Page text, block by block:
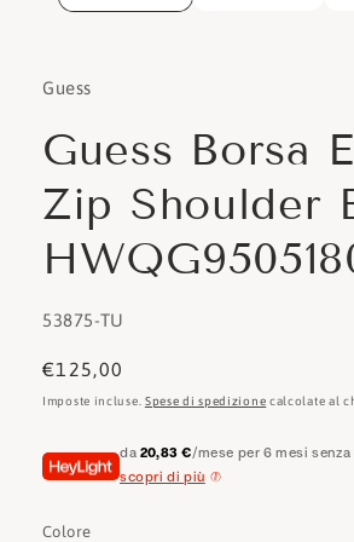
Guess
Guess Borsa
Zip Shoulder
SKU:
53875-TU
Prezzo
di
€125,00
Imposte incluse. Spese di spedizione calcolate al
da 20,83 €/mese per 6 mesi
scopri di più
Colore